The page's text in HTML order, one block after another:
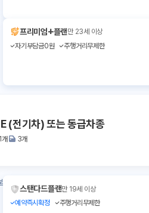
프리미엄+플랜만 23세 이상
자기부담금0원
주행거리무제한
(전기차) 또는 동급차종
1개
3개
스탠다드플랜만 19세 이상
예약즉시확정
주행거리무제한